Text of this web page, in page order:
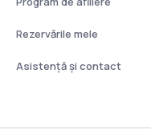
Rezervările mele
Asistenţă şi contact